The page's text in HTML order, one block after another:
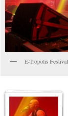
E-Tropolis Festival